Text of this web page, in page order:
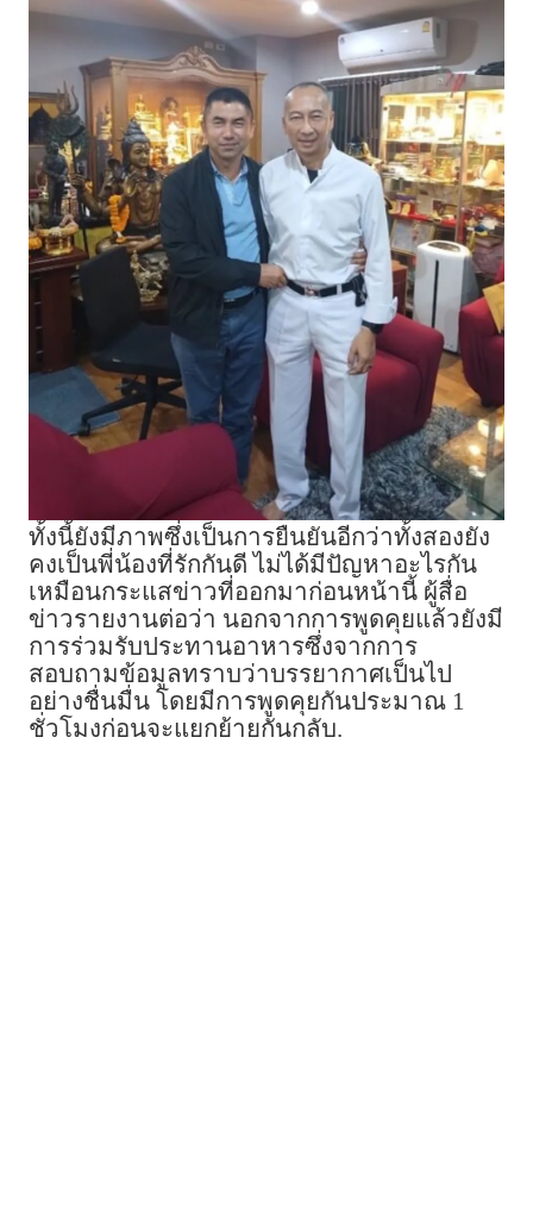
ทั้งนี้ยังมีภาพซึ่งเป็นการยืนยันอีกว่าทั้งสองยัง
คงเป็นพี่น้องที่รักกันดี ไม่ได้มีปัญหาอะไรกัน
เหมือนกระแสข่าวที่ออกมาก่อนหน้านี้ ผู้สื่อ
ข่าวรายงานต่อว่า นอกจากการพูดคุยแล้วยังมี
การร่วมรับประทานอาหารซึ่งจากการ
สอบถามข้อมูลทราบว่าบรรยากาศเป็นไป
อย่างชื่นมื่น โดยมีการพูดคุยกันประมาณ 1
ชั่วโมงก่อนจะแยกย้ายกันกลับ.